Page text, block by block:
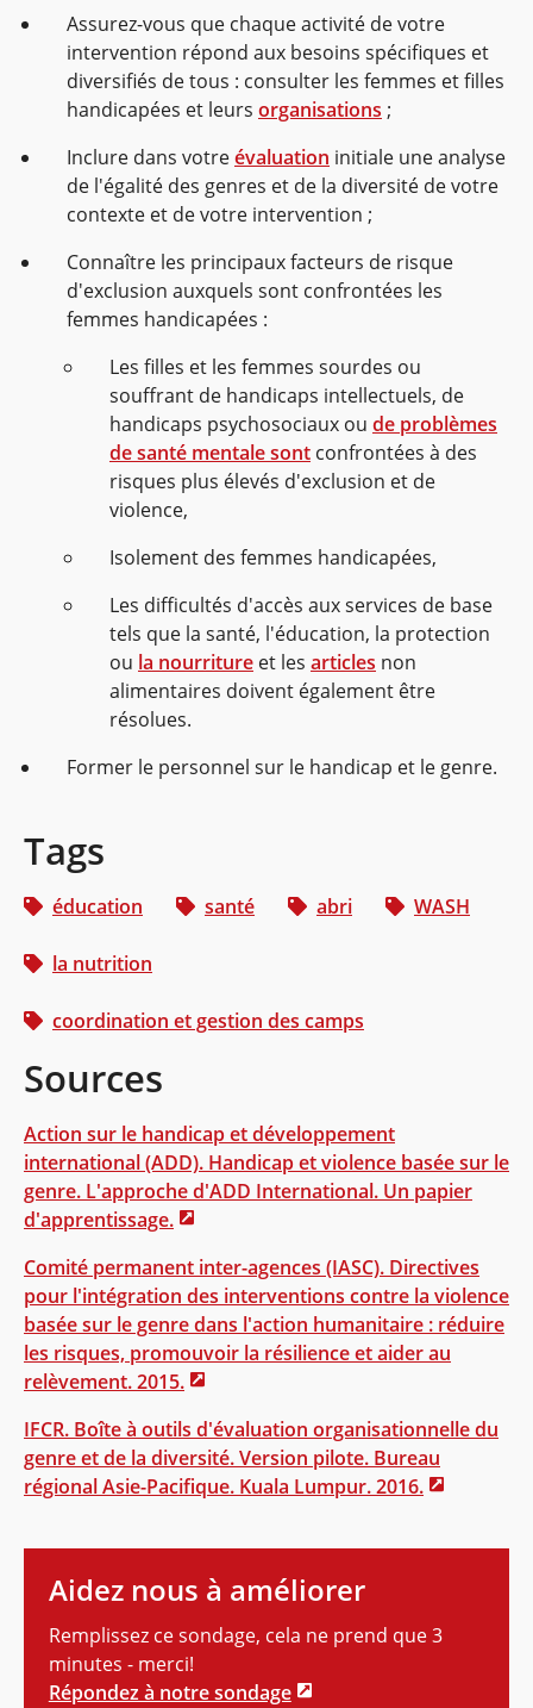
Assurez-vous que chaque activité de votre
intervention répond aux besoins spécifiques et
diversifiés de tous : consulter les femmes et filles
handicapées et leurs organisations ;
Inclure dans votreévaluation initiale une analyse
de l'égalité des genres et de la diversité de votre
contexte et de votre intervention ;
Connaître les principaux facteurs de risque
d'exclusion auxquels sont confrontées les
femmes handicapées :
Les filles et les femmes sourdes ou
souffrant de handicaps intellectuels, de
handicaps psychosociaux ou de problèmes
de santé mentale sont confrontées à des
risques plus élevés d'exclusion et de
violence,
Isolement des femmes handicapées,
Les difficultés d'accès aux services de base
tels que la santé, l'éducation, la protection
ou la nourriture et les articles non
alimentaires doivent également être
résolues.
Former le personnel sur le handicap et le genre.
Tags
éducation santé abri WASH
la nutrition
coordination et gestion des camps
Sources
Action sur le handicap et développement
international (ADD). Handicap et violence basée sur le
genre. L'approche d'ADD International. Un papier
d'apprentissage.
Comité permanent inter-agences (IASC). Directives
pour l'intégration des interventions contre la violence
basée sur le genre dans l'action humanitaire : réduire
les risques, promouvoir la résilience et aider au
relèvement. 2015.
IFCR. Boîte à outils d'évaluation organisationnelle du
genre et de la diversité. Version pilote. Bureau
régional Asie-Pacifique. Kuala Lumpur. 2016.
Aidez nous à améliorer
Remplissez ce sondage, cela ne prend que 3
minutes - merci!
Répondez à notre sondage